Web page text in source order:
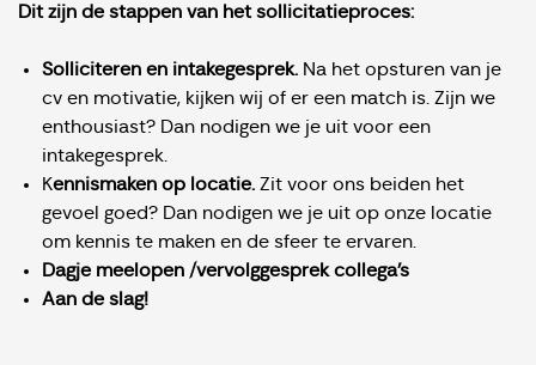
Dit zijn de stappen van het sollicitatieproces:
Solliciteren en intakegesprek. Na het opsturen van je
cv en motivatie, kijken wij of er een match is. Zijn we
enthousiast? Dan nodigen we je uit voor een
intakegesprek.
Kennismaken op locatie. Zit voor ons beiden het
gevoel goed? Dan nodigen we je uit op onze locatie
om kennis te maken en de sfeer te ervaren.
Dagje meelopen /vervolggesprek collega's
Aan de slag!